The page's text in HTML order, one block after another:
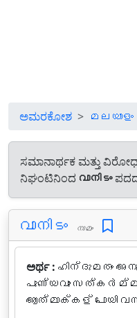
ಅಮರಕೋಶ മലയാളം
ಸಮಾನಾರ್ಥಕ ಮತ್ತು
ನಿಘಂಟಿನಿಂದ വാനിടംಪದದ
വാനിടം നാമം
ಅರ್ಥ : ഹിന്ദുമതം
പുണ്യവും
ആത്മാക്കള് പോയി